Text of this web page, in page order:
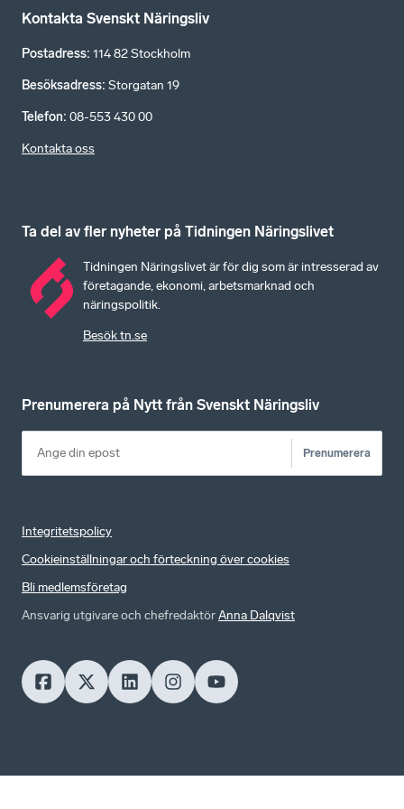
Kontakta Svenskt Näringsliv
Postadress: 114 82 Stockholm
Besöksadress: Storgatan 19
Telefon: 08-553 430 00
Kontakta oss
Ta del av fler nyheter på Tidningen Näringslivet
Tidningen Näringslivet är för dig som är intresserad av
företagande, ekonomi, arbetsmarknad och
näringspolitik.
Besök tn.se
Prenumerera på Nytt från Svenskt Näringsliv
Prenumerera
Integritetspolicy
Cookieinställningar och förteckning över cookies
Bli medlemsföretag
Ansvarig utgivare och chefredaktörAnna Dalqvist